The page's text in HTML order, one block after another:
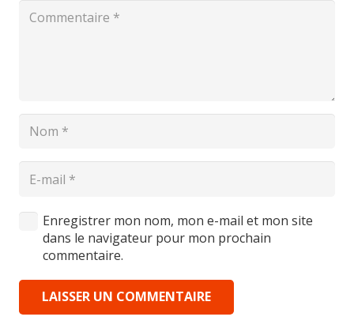
Enregistrer mon nom, mon e-mail et mon site
dans le navigateur pour mon prochain
commentaire.
LAISSER UN COMMENTAIRE